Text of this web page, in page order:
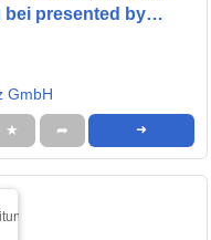
bei presented by
GmbH
★ ➦ ➜